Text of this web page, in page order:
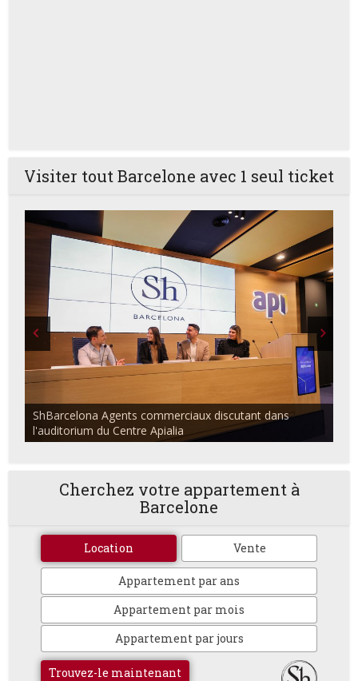
Visiter tout Barcelone avec 1 seul ticket
ShBarcelona Agents commerciaux discutant dans
l'auditorium du Centre Apialia
Cherchez votre appartement à
Barcelone
Location Vente
Appartement par ans
Appartement par mois
Appartement par jours
Trouvez-le maintenant